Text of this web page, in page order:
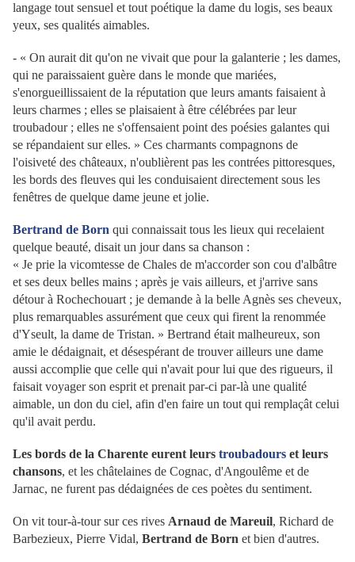
langage tout sensuel et tout poétique la dame du logis, ses beaux
yeux, ses qualités aimables.
- « On aurait dit qu'on ne vivait que pour la galanterie ; les dames,
qui ne paraissaient guère dans le monde que mariées,
s'enorgueillissaient de la réputation que leurs amants faisaient à
leurs charmes ; elles se plaisaient à être célébrées par leur
troubadour ; elles ne s'offensaient point des poésies galantes qui
se répandaient sur elles. » Ces charmants compagnons de
l'oisiveté des châteaux, n'oublièrent pas les contrées pittoresques,
les bords des fleuves qui les conduisaient directement sous les
fenêtres de quelque dame jeune et jolie.
Bertrand de Born qui connaissait tous les lieux qui recelaient
quelque beauté, disait un jour dans sa chanson :
« Je prie la vicomtesse de Chales de m'accorder son cou d'albâtre
et ses deux belles mains ; après je vais ailleurs, et j'arrive sans
détour à Rochechouart ; je demande à la belle Agnès ses cheveux,
plus remarquables assurément que ceux qui firent la renommée
d'Yseult, la dame de Tristan. » Bertrand était malheureux, son
amie le dédaignait, et désespérant de trouver ailleurs une dame
aussi accomplie que celle qui n'avait pour lui que des rigueurs, il
faisait voyager son esprit et prenait par-ci par-là une qualité
aimable, un don du ciel, afin d'en faire un tout qui remplaçât celui
qu'il avait perdu.
Les bords de la Charente eurent leurs troubadours et leurs
chansons, et les châtelaines de Cognac, d'Angoulême et de
Jarnac, ne furent pas dédaignées de ces poètes du sentiment.
On vit tour-à-tour sur ces rives Arnaud de Mareuil, Richard de
Barbezieux, Pierre Vidal, Bertrand de Born et bien d'autres.